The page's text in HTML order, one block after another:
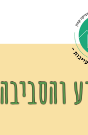
והסביבה